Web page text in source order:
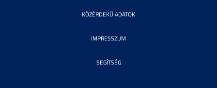
KÖZÉRDEKŰ ADATOK
IMPRESSZUM
SEGÍTSÉG